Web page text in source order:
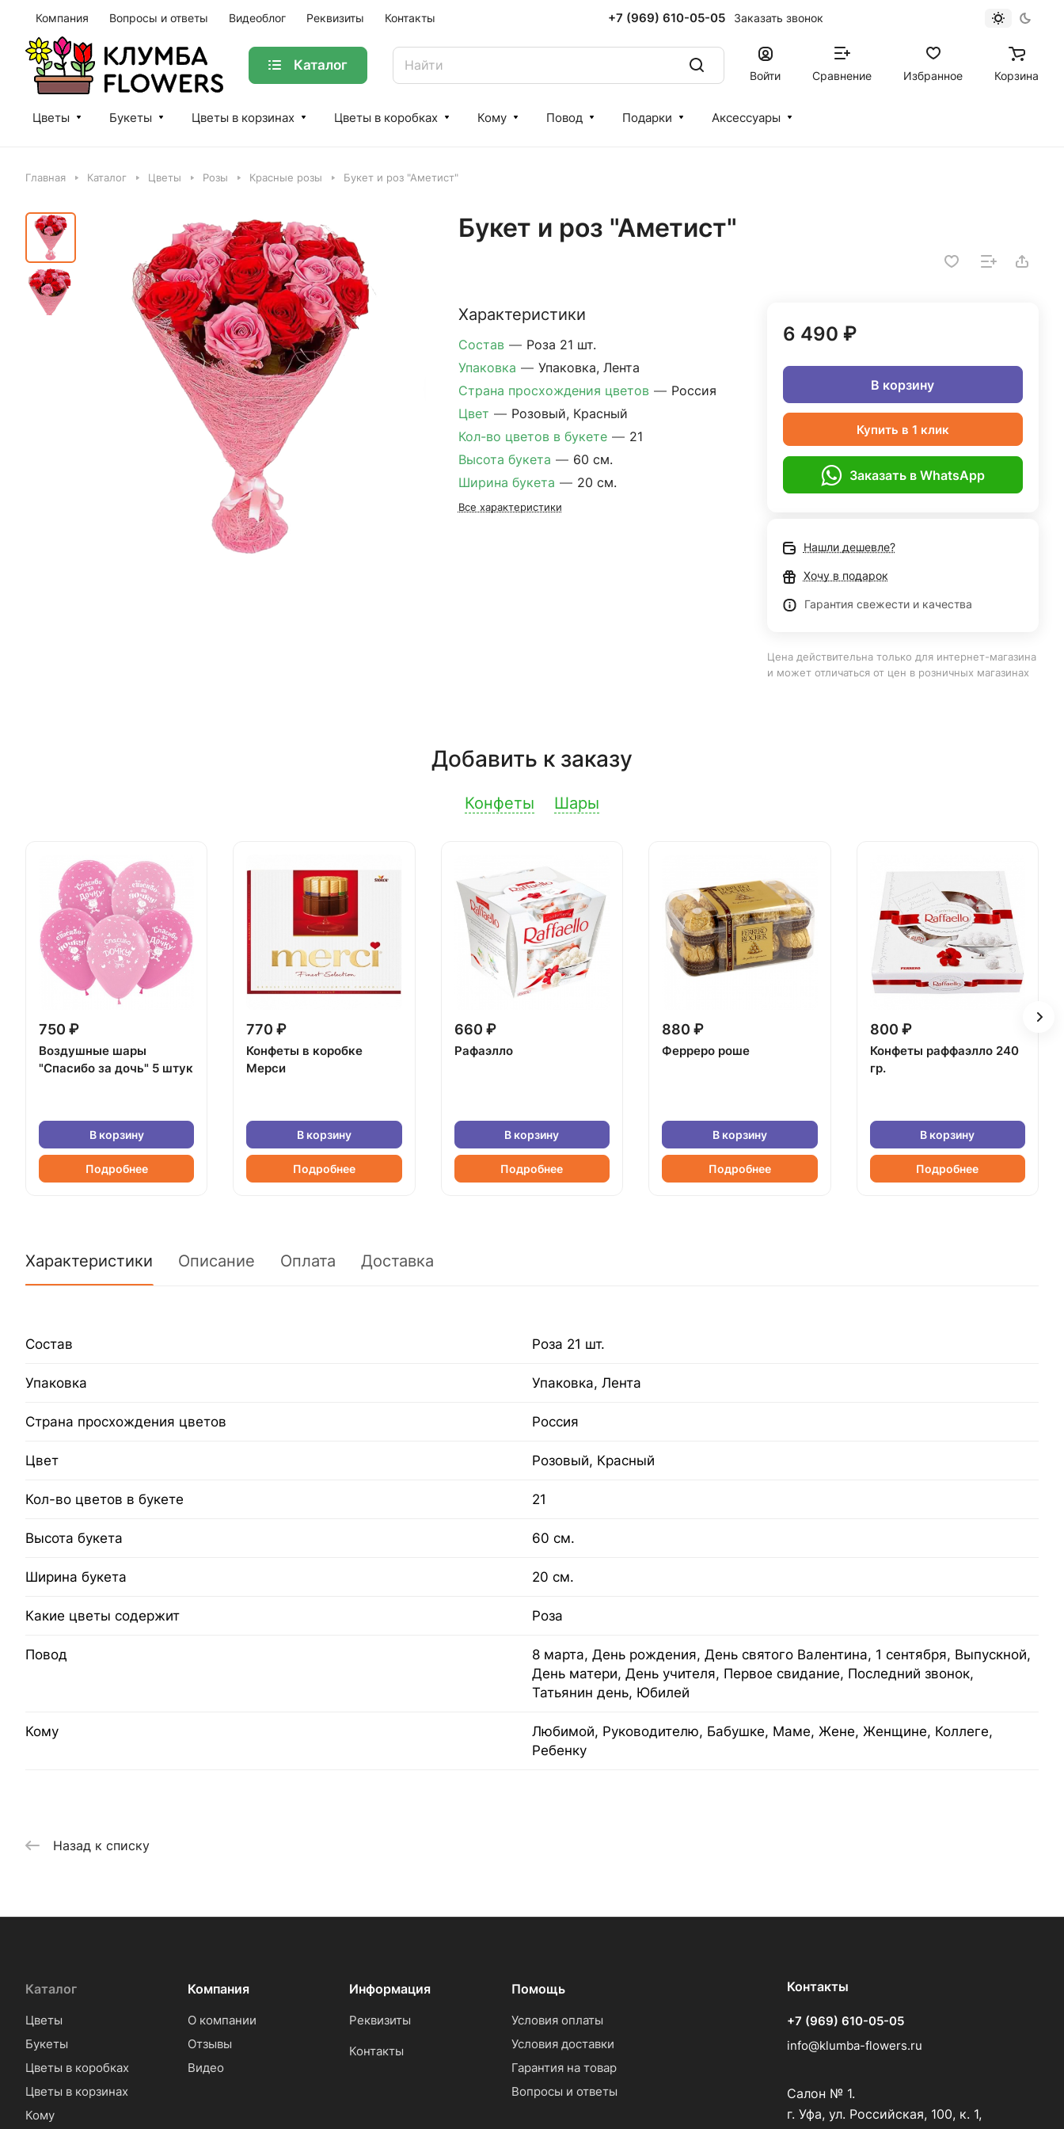
Компания Вопросы и ответы Видеоблог Реквизиты Контакты +7 (969) 610-05-05 Заказать звонок
Каталог
Войти Сравнение Избранное Корзина
Цветы Букеты Цветы в корзинах Цветы в коробках Кому Повод Подарки Аксессуары
Главная Каталог Цветы Розы Красные розы Букет и роз "Аметист"
Букет и роз "Аметист"
Характеристики
Состав — Роза 21 шт.
Упаковка — Упаковка, Лента
Страна просхождения цветов — Россия
Цвет — Розовый, Красный
Кол-во цветов в букете — 21
Высота букета — 60 см.
Ширина букета — 20 см.
Все характеристики
6 490 ₽
В корзину
Купить в 1 клик
Заказать в WhatsApp
Нашли дешевле?
Хочу в подарок
Гарантия свежести и качества
Цена действительна только для интернет-магазина
и может отличаться от цен в розничных магазинах
Добавить к заказу
Конфеты Шары
750 ₽
Воздушные шары
"Спасибо за дочь" 5 штук
В корзину
Подробнее
770 ₽
Конфеты в коробке
Мерси
В корзину
Подробнее
660 ₽
Рафаэлло
В корзину
Подробнее
880 ₽
Ферреро роше
В корзину
Подробнее
800 ₽
Конфеты раффаэлло 240
гр.
В корзину
Подробнее
Характеристики Описание Оплата Доставка
Состав Роза 21 шт.
Упаковка Упаковка, Лента
Страна просхождения цветов Россия
Цвет Розовый, Красный
Кол-во цветов в букете 21
Высота букета 60 см.
Ширина букета 20 см.
Какие цветы содержит Роза
Повод
8 марта, День рождения, День святого Валентина, 1 сентября, Выпускной,
День матери, День учителя, Первое свидание, Последний звонок,
Татьянин день, Юбилей
Кому
Любимой, Руководителю, Бабушке, Маме, Жене, Женщине, Коллеге,
Ребенку
Назад к списку
Каталог
Цветы
Букеты
Цветы в коробках
Цветы в корзинах
Кому
Компания
О компании
Отзывы
Видео
Информация
Реквизиты
Контакты
Помощь
Условия оплаты
Условия доставки
Гарантия на товар
Вопросы и ответы
Контакты
+7 (969) 610-05-05
info@klumba-flowers.ru
Салон № 1.
г. Уфа, ул. Российская, 100, к. 1,